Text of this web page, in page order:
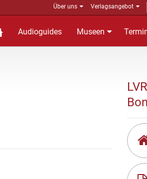
Über uns Verlagsangebot
Audioguides Museen